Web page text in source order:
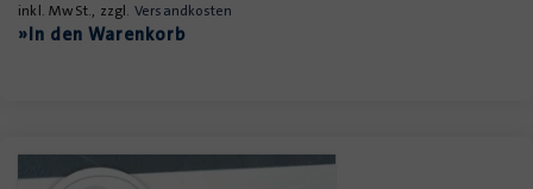
inkl. MwSt., zzgl. Versandkosten
»In den Warenkorb